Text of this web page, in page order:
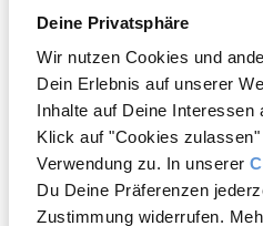
Deine Privatsphäre
Wir nutzen Cookies und
Dein Erlebnis auf unserer
Inhalte auf Deine Interessen
Klick auf "Cookies
Verwendung zu. In unserer
Du Deine Präferenzen
Zustimmung widerrufen.